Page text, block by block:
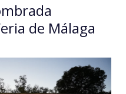
de Málaga